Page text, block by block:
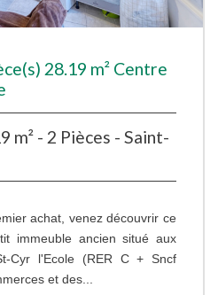
28.19 m² Centre
m² - 2 Pièces - Saint-
achat, venez découvrir ce
immeuble ancien situé aux
Cyr l'Ecole (RER C + Sncf
et des...